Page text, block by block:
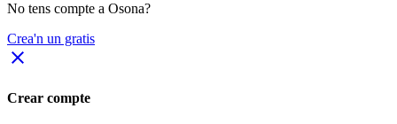
No tens compte a Osona?
Crea'n un gratis
close
Crear compte